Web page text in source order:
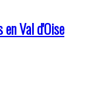
Val d'Oise